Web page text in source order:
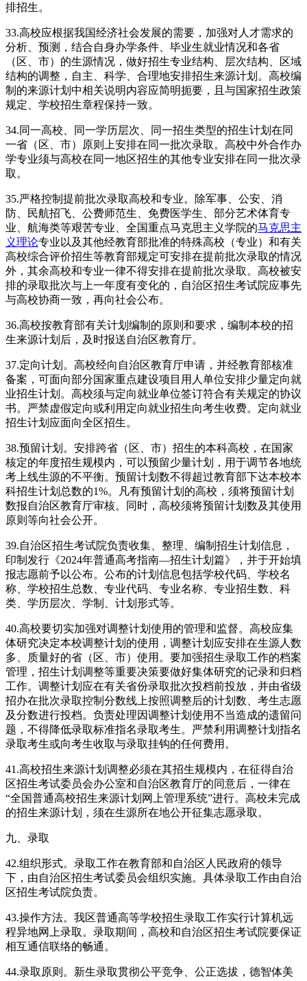
排招生。
33.高校应根据我国经济社会发展的需要，加强对人才需求的
分析、预测，结合自身办学条件、毕业生就业情况和各省
（区、市）的生源情况，做好招生专业结构、层次结构、区域
结构的调整，自主、科学、合理地安排招生来源计划。高校编
制的来源计划中相关说明内容应简明扼要，且与国家招生政策
规定、学校招生章程保持一致。
34.同一高校、同一学历层次、同一招生类型的招生计划在同
一省（区、市）原则上安排在同一批次录取。高校中外合作办
学专业须与高校在同一地区招生的其他专业安排在同一批次录
取。
35.严格控制提前批次录取高校和专业。除军事、公安、消
防、民航招飞、公费师范生、免费医学生、部分艺术体育专
业、航海类等艰苦专业、全国重点马克思主义学院的马克思主
义理论专业以及其他经教育部批准的特殊高校（专业）和有关
高校综合评价招生等教育部规定可安排在提前批次录取的情况
外，其余高校和专业一律不得安排在提前批次录取。高校被安
排的录取批次与上一年度有变化的，自治区招生考试院应事先
与高校协商一致，再向社会公布。
36.高校按教育部有关计划编制的原则和要求，编制本校的招
生来源计划后，及时报送自治区教育厅。
37.定向计划。高校经向自治区教育厅申请，并经教育部核准
备案，可面向部分国家重点建设项目用人单位安排少量定向就
业招生计划。高校须与定向就业单位签订符合有关规定的协议
书。严禁虚假定向或利用定向就业招生向考生收费。定向就业
招生计划应面向全区招生。
38.预留计划。安排跨省（区、市）招生的本科高校，在国家
核定的年度招生规模内，可以预留少量计划，用于调节各地统
考上线生源的不平衡。预留计划数不得超过教育部下达本校本
科招生计划总数的1%。凡有预留计划的高校，须将预留计划
数报自治区教育厅审核。同时，高校须将预留计划数及其使用
原则等向社会公开。
39.自治区招生考试院负责收集、整理、编制招生计划信息，
印制发行《2024年普通高考指南—招生计划篇》，并于开始填
报志愿前予以公布。公布的计划信息包括学校代码、学校名
称、学校招生总数、专业代码、专业名称、专业招生数、科
类、学历层次、学制、计划形式等。
40.高校要切实加强对调整计划使用的管理和监督。高校应集
体研究决定本校调整计划的使用，调整计划应安排在生源人数
多、质量好的省（区、市）使用。要加强招生录取工作的档案
管理，招生计划调整等重要决策要做好集体研究的记录和归档
工作。调整计划应在有关省份录取批次投档前投放，并由省级
招办在批次录取控制分数线上按照调整后的计划数、考生志愿
及分数进行投档。负责处理因调整计划使用不当造成的遗留问
题，不得降低录取标准指名录取考生。严禁利用调整计划指名
录取考生或向考生收取与录取挂钩的任何费用。
41.高校招生来源计划调整必须在其招生规模内，在征得自治
区招生考试委员会办公室和自治区教育厅的同意后，一律在
“全国普通高校招生来源计划网上管理系统”进行。高校未完成
的招生来源计划，须在生源所在地公开征集志愿录取。
九、录取
42.组织形式。录取工作在教育部和自治区人民政府的领导
下，由自治区招生考试委员会组织实施。具体录取工作由自治
区招生考试院负责。
43.操作方法。我区普通高等学校招生录取工作实行计算机远
程异地网上录取。录取期间，高校和自治区招生考试院要保证
相互通信联络的畅通。
44.录取原则。新生录取贯彻公平竞争、公正选拔，德智体美